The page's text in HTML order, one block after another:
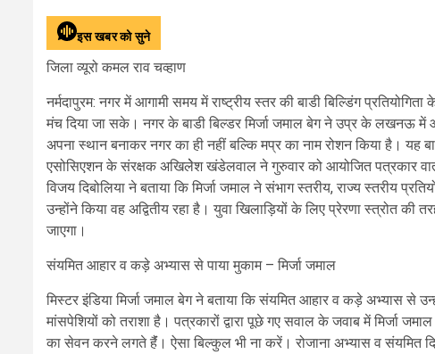
इस खबर को सुने
जिला व्यूरो कमल राव चव्हाण
नर्मदापुरम: नगर में आगामी समय में राष्ट्रीय स्तर की बाडी बिल्डिंग
मंच दिया जा सके। नगर के बाडी बिल्डर मिर्जा जमाल बेग ने उप्र के लखनऊ में
अपना स्थान बनाकर नगर का ही नहीं बल्कि मप्र का नाम रोशन किया है। यह
एसोसिएशन के संरक्षक अखिलेेश खंडेलवाल ने गुरुवार को आयोजित पत्रकार
विजय दिबोलिया ने बताया कि मिर्जा जमाल ने संभाग स्तरीय, राज्य स्तरीय
उन्होंने किया वह अद्वितीय रहा है। युवा खिलाड़ियों के लिए प्रेरणा स्त्रोत
जाएगा।
संयमित आहार व कड़े अभ्यास से पाया मुकाम – मिर्जा जमाल
मिस्टर इंडिया मिर्जा जमाल बेग ने बताया कि संयमित आहार व कड़े अभ्यास से
मांसपेशियों को तराशा है। पत्रकारों द्वारा पूछे गए सवाल के जवाब में मिर्जा
का सेवन करने लगते हैंं। ऐसा बिल्कुल भी ना करें। रोजाना अभ्यास व संयमित